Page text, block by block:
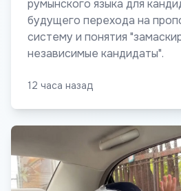
румынского языка для
будущего перехода на
систему и понятия
независимые кандидаты".
12 часа назад